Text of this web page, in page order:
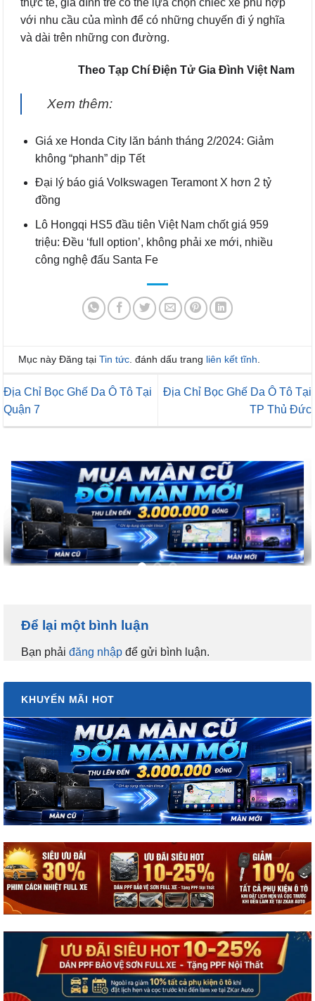
thực tế, gia đình trẻ có thể lựa chọn chiếc xe phù hợp
với nhu cầu của mình để có những chuyến đi ý nghĩa
và dài trên những con đường.
Theo Tạp Chí Điện Tử Gia Đình Việt Nam
Xem thêm:
Giá xe Honda City lăn bánh tháng 2/2024: Giảm
không “phanh” dịp Tết
Đại lý báo giá Volkswagen Teramont X hơn 2 tỷ
đồng
Lô Hongqi HS5 đầu tiên Việt Nam chốt giá 959
triệu: Đều ‘full option’, không phải xe mới, nhiều
công nghệ đấu Santa Fe
Mục này Đăng tại Tin tức . đánh dấu trang liên kết tĩnh
Địa Chỉ Bọc Ghế Da Ô Tô Tại
Quận 7
Địa Chỉ Bọc Ghế Da Ô Tô Tại
TP Thủ Đức
Để lại một bình luận
Bạn phải đăng nhập để gửi bình luận.
KHUYẾN MÃI HOT